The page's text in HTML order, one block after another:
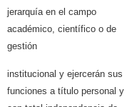
jerarquía en el campo
académico, científico o de
gestión
institucional y ejercerán sus
funciones a título personal y